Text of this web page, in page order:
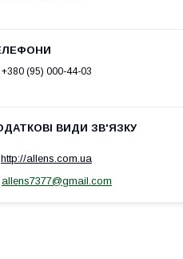
+380 (95) 000-44-03
http://allens.com.ua
allens7377@gmail.com